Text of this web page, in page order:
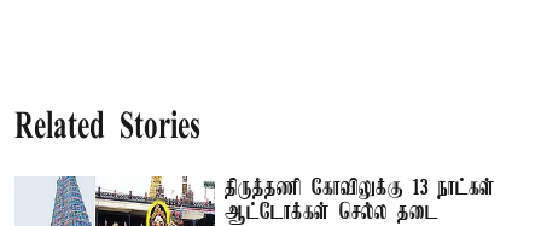
Related Stories
திருத்தணி கோவிலுக்கு 13 நாட்கள்
ஆட்டோக்கள் செல்ல தடை